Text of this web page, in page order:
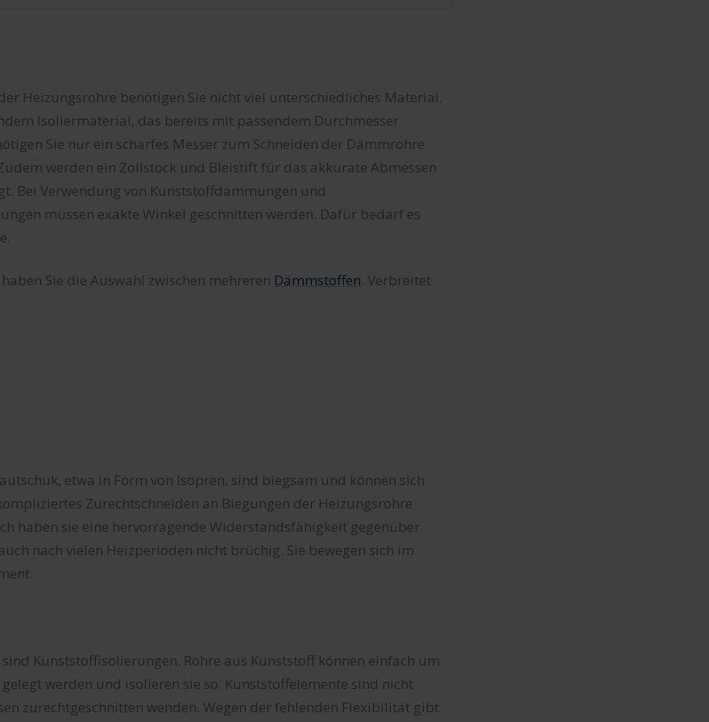
Heizungsrohre benötigen Sie nicht viel unterschiedliches Material.
Isoliermaterial, das bereits mit passendem Durchmesser
Sie nur ein scharfes Messer zum Schneiden der Dämmrohre
werden ein Zollstock und Bleistift für das akkurate Abmessen
Bei Verwendung von Kunststoffdämmungen und
müssen exakte Winkel geschnitten werden. Dafür bedarf es
Sie die Auswahl zwischen mehreren Dämmstoffen. Verbreitet
etwa in Form von Isopren, sind biegsam und können sich
Zurechtschneiden an Biegungen der Heizungsrohre
haben sie eine hervorragende Widerstandsfähigkeit gegenüber
nach vielen Heizperioden nicht brüchig. Sie bewegen sich im
Kunststoffisolierungen. Rohre aus Kunststoff können einfach um
werden und isolieren sie so. Kunststoffelemente sind nicht
zurechtgeschnitten wenden. Wegen der fehlenden Flexibilität gibt